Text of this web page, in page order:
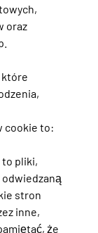
oraz
cookie to:
pliki,
stron
inne,
że